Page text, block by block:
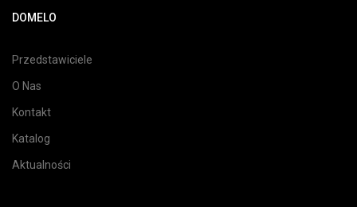
DOMELO
Przedstawiciele
O Nas
Kontakt
Katalog
Aktualności